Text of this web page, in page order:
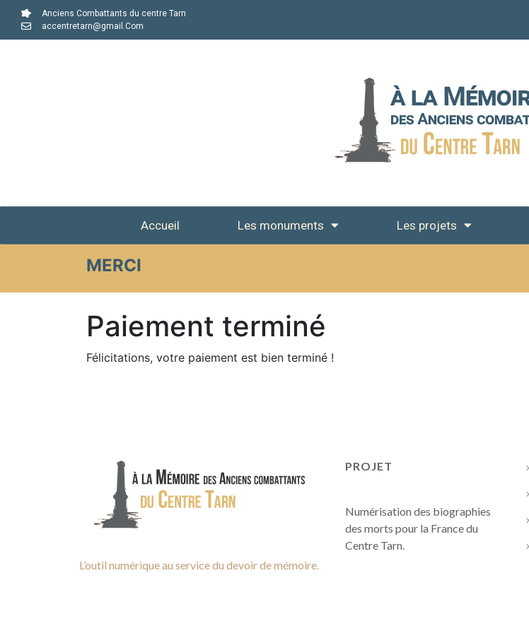
Anciens Combattants du centre Tarn
accentretarn@gmail.Com
Accueil Les monuments Les projets
MERCI
Paiement terminé
Félicitations, votre paiement est bien terminé !
L’outil numérique au service du devoir de mémoire.
PROJET
Numérisation des biographies
des morts pour la France du
Centre Tarn.